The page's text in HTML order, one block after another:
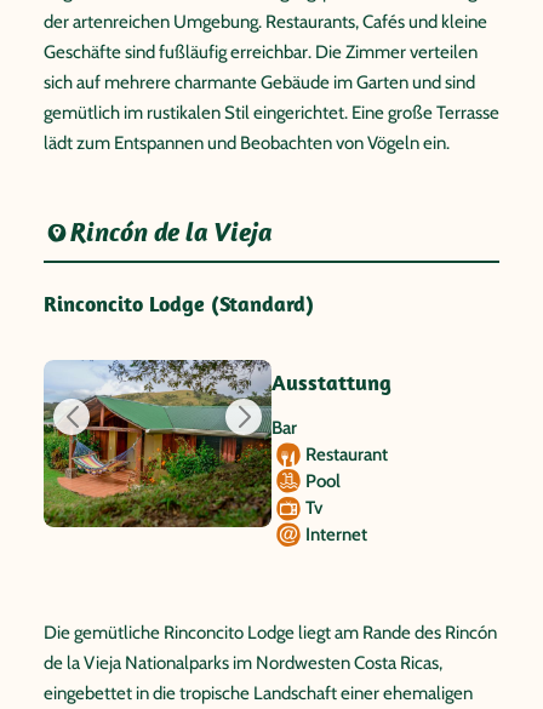
der artenreichen Umgebung. Restaurants, Cafés und kleine
Geschäfte sind fußläufig erreichbar. Die Zimmer verteilen
sich auf mehrere charmante Gebäude im Garten und sind
gemütlich im rustikalen Stil eingerichtet. Eine große Terrasse
lädt zum Entspannen und Beobachten von Vögeln ein.
Rincón de la Vieja
Rinconcito Lodge (Standard)
Ausstattung
Bar
Restaurant
Pool
Tv
Internet
Die gemütliche Rinconcito Lodge liegt am Rande des Rincón
de la Vieja Nationalparks im Nordwesten Costa Ricas,
eingebettet in die tropische Landschaft einer ehemaligen